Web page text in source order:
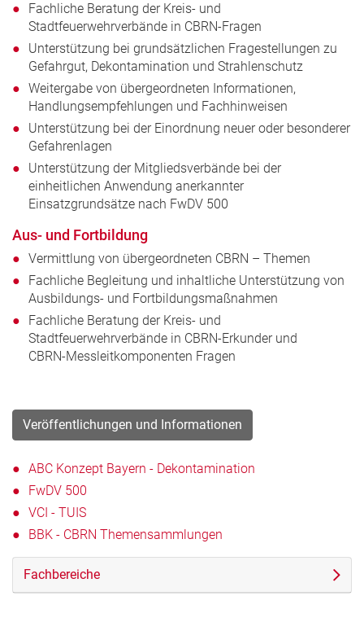
Fachliche Beratung der Kreis- und
Stadtfeuerwehrverbände in CBRN-Fragen
Unterstützung bei grundsätzlichen Fragestellungen zu
Gefahrgut, Dekontamination und Strahlenschutz
Weitergabe von übergeordneten Informationen,
Handlungsempfehlungen und Fachhinweisen
Unterstützung bei der Einordnung neuer oder besonderer
Gefahrenlagen
Unterstützung der Mitgliedsverbände bei der
einheitlichen Anwendung anerkannter
Einsatzgrundsätze nach FwDV 500
Aus- und Fortbildung
Vermittlung von übergeordneten CBRN – Themen
Fachliche Begleitung und inhaltliche Unterstützung von
Ausbildungs- und Fortbildungsmaßnahmen
Fachliche Beratung der Kreis- und
Stadtfeuerwehrverbände in CBRN-Erkunder und
CBRN-Messleitkomponenten Fragen
Veröffentlichungen und Informationen
ABC Konzept Bayern - Dekontamination
FwDV 500
VCI - TUIS
BBK - CBRN Themensammlungen
Fachbereiche